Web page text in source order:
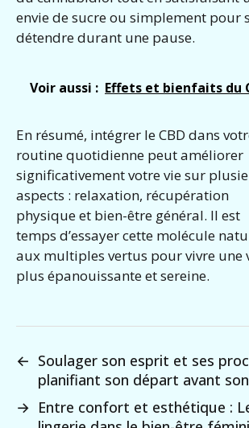
envie de sucre ou simplement pour
détendre durant une pause.
Voir aussi : Effets et bienfaits du
En résumé, intégrer le CBD dans
routine quotidienne peut améliorer
significativement votre vie sur
aspects : relaxation, récupération
physique et bien-être général. Il est
temps d’essayer cette molécule
aux multiples vertus pour vivre une
plus épanouissante et sereine.
← Soulager son esprit et ses
planifiant son départ avant
→ Entre confort et esthétique :